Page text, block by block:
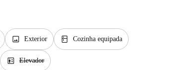
image Exterior kitchen Cozinha equipada
elevator Elevador